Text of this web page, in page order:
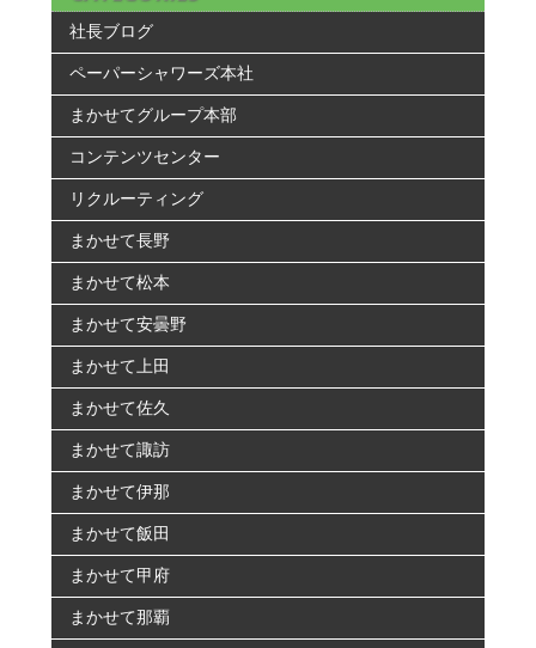
社長ブログ
ペーパーシャワーズ本社
まかせてグループ本部
コンテンツセンター
リクルーティング
まかせて長野
まかせて松本
まかせて安曇野
まかせて上田
まかせて佐久
まかせて諏訪
まかせて伊那
まかせて飯田
まかせて甲府
まかせて那覇